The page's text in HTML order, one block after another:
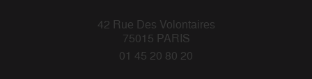
42 Rue Des Volontaires
75015 PARIS
01 45 20 80 20